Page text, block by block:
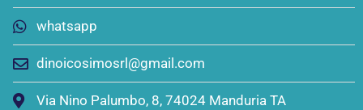
whatsapp
dinoicosimosrl@gmail.com
Via Nino Palumbo, 8, 74024 Manduria TA